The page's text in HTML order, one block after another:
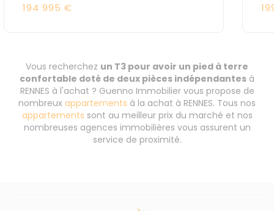
194 995 €
Vous recherchez un T3 pour avoir un pied à terre
confortable doté de deux pièces indépendantes à
RENNES à l'achat ? Guenno Immobilier vous propose de
nombreux appartements à la achat à RENNES. Tous nos
appartements sont au meilleur prix du marché et nos
nombreuses agences immobilières vous assurent un
service de proximité.